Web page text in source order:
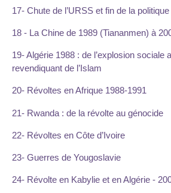
17- Chute de l’URSS et fin de la
18 - La Chine de 1989 (Tiananmen) à
19- Algérie 1988 : de l’explosion sociale
revendiquant de l’Islam
20- Révoltes en Afrique 1988-1991
21- Rwanda : de la révolte au génocide
22- Révoltes en Côte d’Ivoire
23- Guerres de Yougoslavie
24- Révolte en Kabylie et en Algérie -